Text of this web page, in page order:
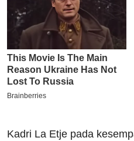
Kadri La Etje pada